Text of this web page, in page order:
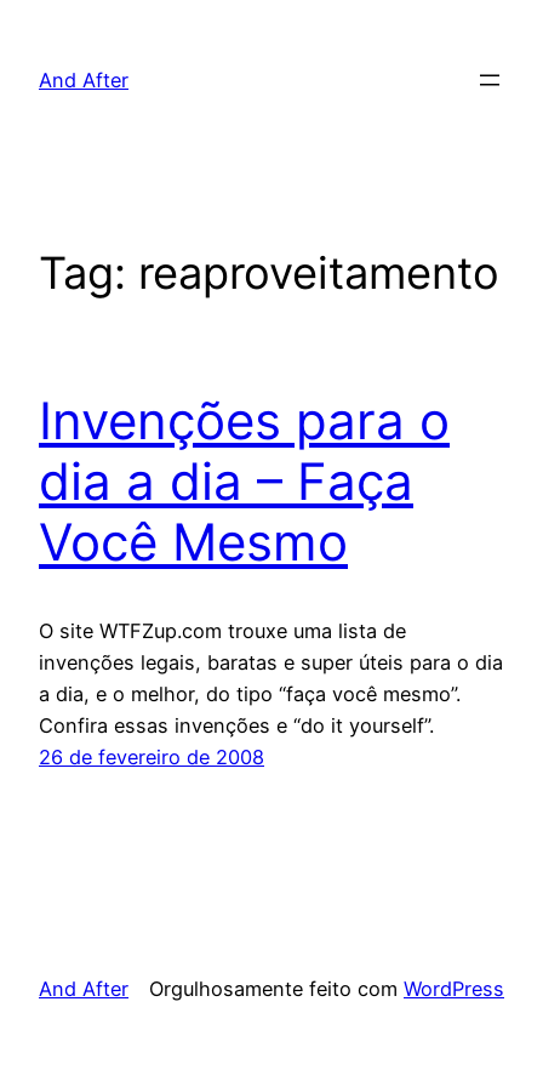
And After
Tag: reaproveitamento
Invenções para o
dia a dia – Faça
Você Mesmo
O site WTFZup.com trouxe uma lista de
invenções legais, baratas e super úteis para o dia
a dia, e o melhor, do tipo “faça você mesmo”.
Confira essas invenções e “do it yourself”.
26 de fevereiro de 2008
And After Orgulhosamente feito com WordPress